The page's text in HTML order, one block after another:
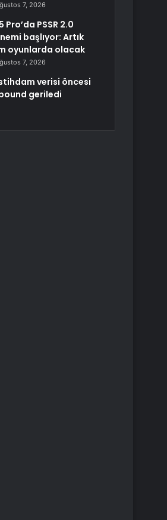
7, 2026
Pro’da PSSR 2.0
başlıyor: Artık
oyunlarda olacak
7, 2026
verisi öncesi
geriledi